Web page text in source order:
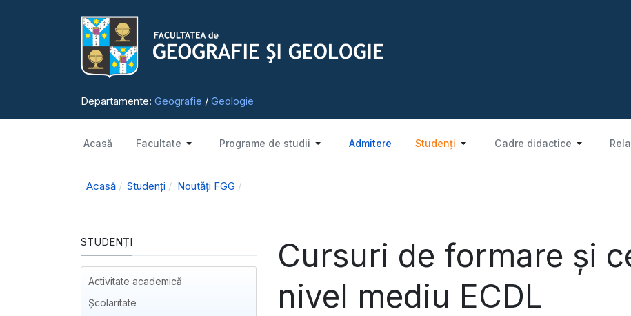
Departamente: Geografie / Geologie
Acasă Facultate Programe de studii Admitere Studenți Cadre didactice
Acasă Studenți Noutăți FGG
Cursuri de formare și
nivel mediu ECDL
STUDENȚI
Activitate academică
Școlaritate